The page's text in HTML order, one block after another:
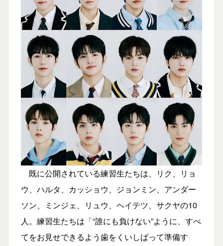
既に公開されている練習生たちは、リク、リョ
ウ、ハルタ、カッショウ、ジョンミン、アンダー
ソン、ミンジェ、リュウ、ヘイテツ、サクヤの10
人。練習生たちは「“誰にも負けない”ように、すべ
てをお見せできるよう歯をくいしばって準備す